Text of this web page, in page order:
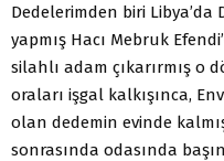
Dedelerimden biri Libya’da
yapmış Hacı Mebruk
silahlı adam çıkarırmış o
oraları işgal kalkışınca,
olan dedemin evinde
sonrasında odasında